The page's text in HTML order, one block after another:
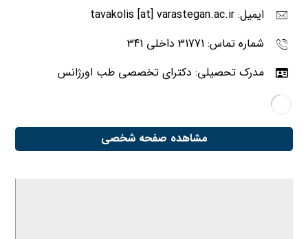
ایمیل: tavakolis [at] varastegan.ac.ir
شماره تماس: 31771 داخلی 341
مدرک تحصیلی: دکترای تخصصی طب اورژانس
مشاهده صفحه شخصی